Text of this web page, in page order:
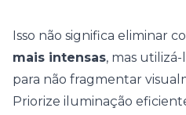
Isso não significa eliminar
mais intensas, mas utilizá-
para não fragmentar
Priorize iluminação